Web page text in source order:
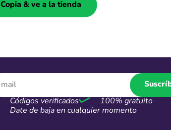
Copia & ve a la tienda
Códigos verificados
100% gratuito
Date de baja en cualquier momento